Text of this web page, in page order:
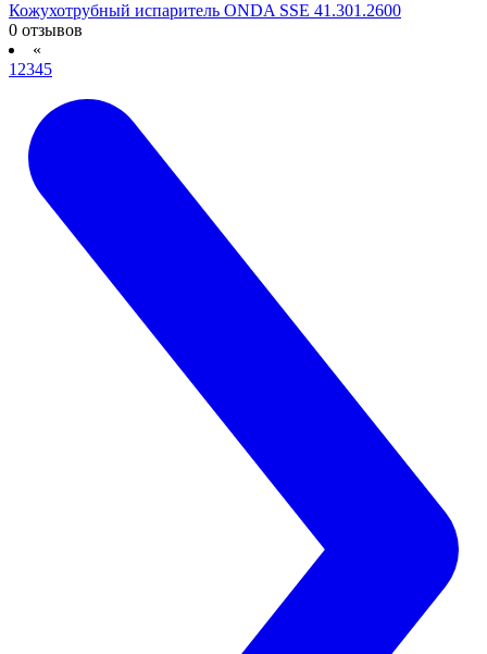
Кожухотрубный испаритель ONDA SSE 41.301.2600
0 отзывов
«
1 2345